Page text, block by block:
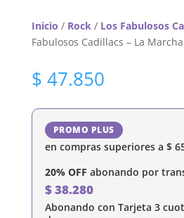
Inicio / Rock/ Los Fabulosos
Fabulosos Cadillacs – La
$ 47.850
PROMO PLUS
en compras superiores a $
20% OFF abonando por
$38.280
Abonando con Tarjeta 3